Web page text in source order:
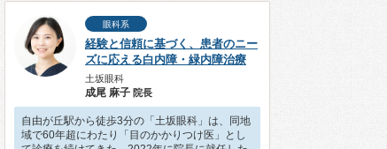
眼科系
経験と信頼に基づく、患者のニー
ズに応える白内障・緑内障治療
土坂眼科
成尾 麻子 院長
自由が丘駅から徒歩3分の「土坂眼科」は、同地
域で60年超にわたり「目のかかりつけ医」とし